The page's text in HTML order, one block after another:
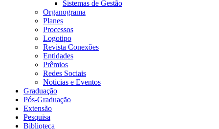
Sistemas de Gestão
Organograma
Planes
Processos
Logotipo
Revista Conexões
Entidades
Prêmios
Redes Sociais
Noticias e Eventos
Graduação
Pós-Graduação
Extensão
Pesquisa
Biblioteca